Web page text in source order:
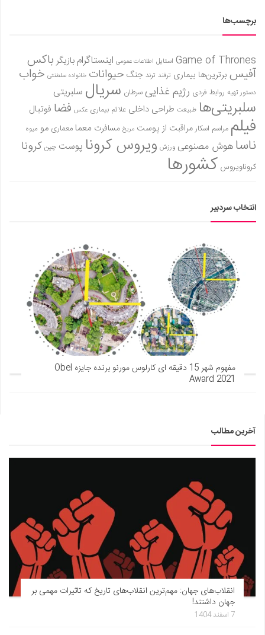
برچسب‌ها
Game of Thrones استایل اطلاعات عمومی اینستاگرام بازیگر باکس
آفیس برترین‌ها بیماری ترفند ترند جنگ حیوانات خانواده سلطنتی خواب
دستور تهیه روابط فردی رژیم غذاییسرطان سریال سلبریتی
سلبریتی‌ها طبیعت طراحی داخلی علائم بیماری عکس فضا فوتبال
فیلم مراسم اسکارمراقبت از پوست مریخ مسافرت معمامعماری مو میوه
ناساهوش مصنوعی ورزش ویروس کرونا پوست چین کرونا
کروناویروس کشورها
انتخاب سردبیر
مفهوم شهر 15 دقیقه ای کارلوس مورنو برنده جایزه Obel
Award 2021
آخرین مطالب
انقلاب‌های جهان: مهم‌ترین انقلاب‌های تاریخ که تاثیرات مهمی بر
جهان داشتند!
7 اسفند 1404